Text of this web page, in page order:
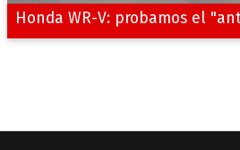
Honda WR-V: probamos el